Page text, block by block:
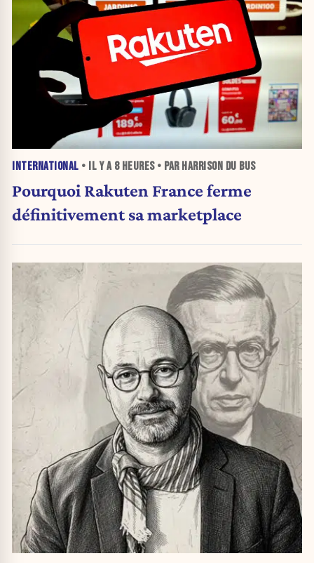
INTERNATIONAL • IL Y A 8 HEURES• PAR HARRISON DU BUS
Pourquoi Rakuten France ferme
définitivement sa marketplace